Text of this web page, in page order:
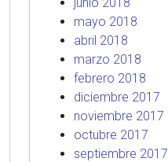
mayo 2018
abril 2018
marzo 2018
febrero 2018
diciembre 2017
noviembre 2017
octubre 2017
septiembre 2017